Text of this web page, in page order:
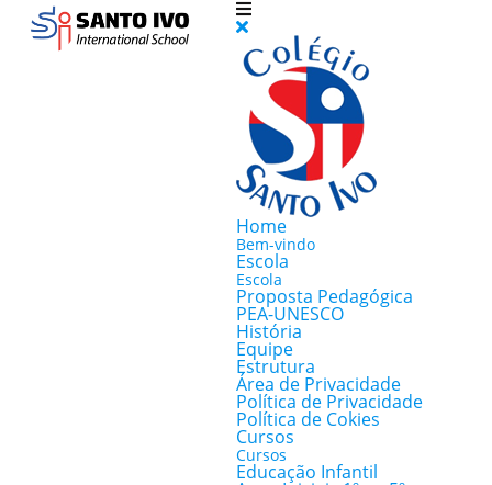
Home
Bem-vindo
Escola
Escola
Proposta Pedagógica
PEA-UNESCO
História
Equipe
Estrutura
Área de Privacidade
Política de Privacidade
Política de Cokies
Cursos
Cursos
Educação Infantil